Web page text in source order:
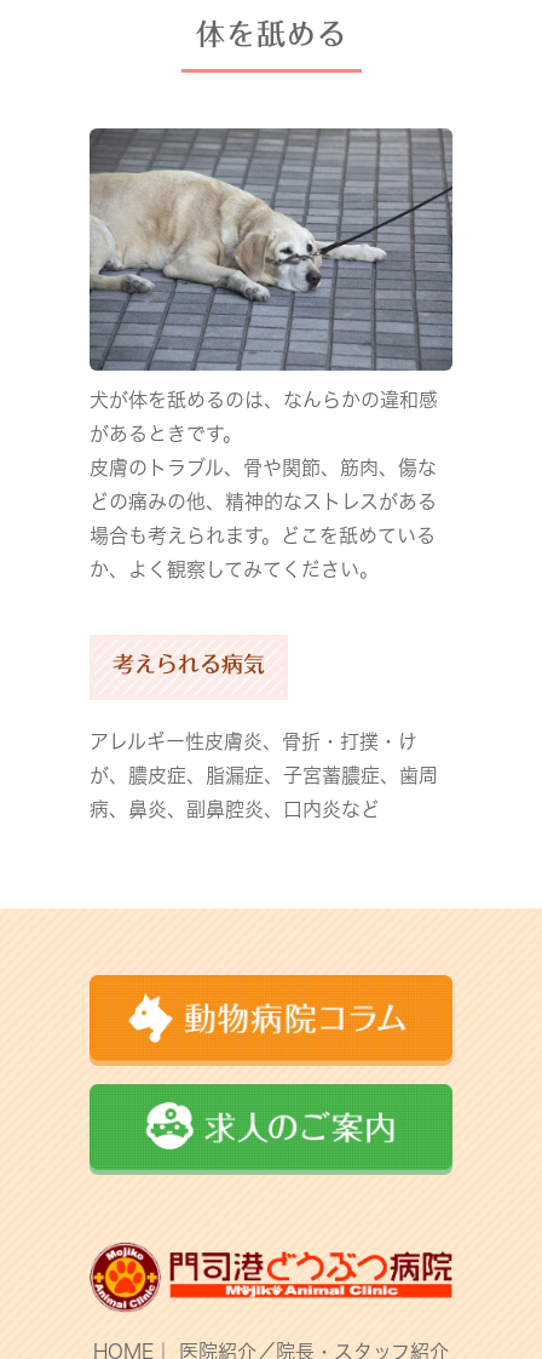
体を舐める
犬が体を舐めるのは、なんらかの違和感
があるときです。
皮膚のトラブル、骨や関節、筋肉、傷な
どの痛みの他、精神的なストレスがある
場合も考えられます。どこを舐めている
か、よく観察してみてください。
考えられる病気
アレルギー性皮膚炎、骨折・打撲・け
が、膿皮症、脂漏症、子宮蓄膿症、歯周
病、鼻炎、副鼻腔炎、口内炎など
HOME 医院紹介／院長・スタッフ紹介